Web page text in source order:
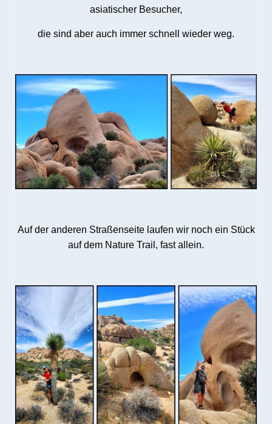
asiatischer Besucher,
die sind aber auch immer schnell wieder weg.
Auf der anderen Straßenseite laufen wir noch ein Stück
auf dem Nature Trail, fast allein.